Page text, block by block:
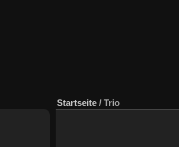
Startseite / Trio